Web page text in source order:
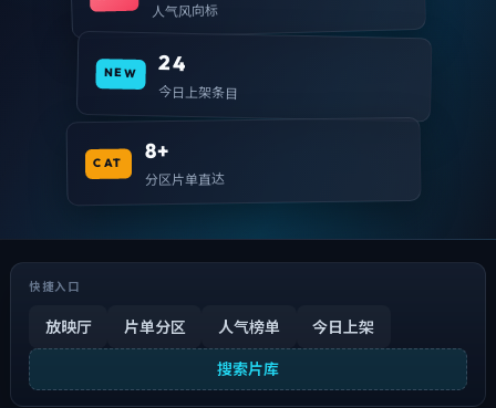
人气风向标
NEW 24
今日上架条目
CAT 8+
分区片单直达
快捷入口
放映厅 片单分区 人气榜单 今日上架
搜索片库